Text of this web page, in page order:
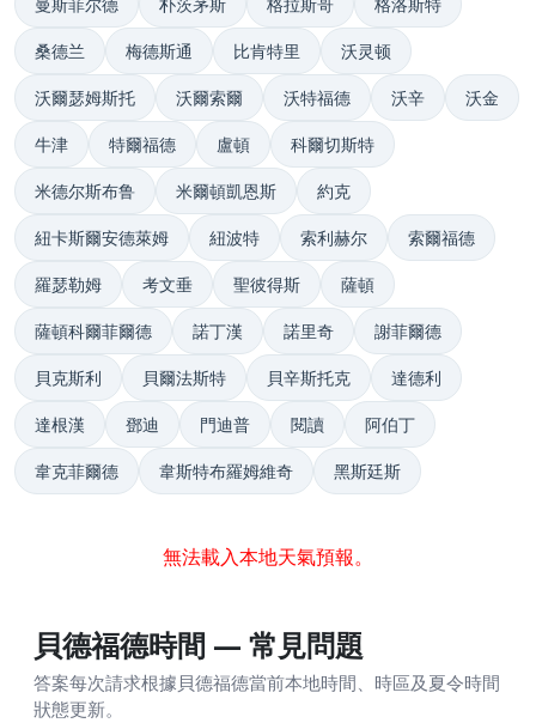
桑德兰 梅德斯通 比肯特里 沃灵顿
沃爾瑟姆斯托 沃爾索爾 沃特福德 沃辛 沃金
牛津 特爾福德 盧頓 科爾切斯特
米德尔斯布鲁 米爾頓凱恩斯 約克
紐卡斯爾安德萊姆 紐波特 索利赫尔 索爾福德
羅瑟勒姆 考文垂 聖彼得斯 薩頓
薩頓科爾菲爾德 諾丁漢 諾里奇 謝菲爾德
貝克斯利 貝爾法斯特 貝辛斯托克 達德利
達根漢 鄧迪 門迪普 閱讀 阿伯丁
韋克菲爾德 韋斯特布羅姆維奇 黑斯廷斯
無法載入本地天氣預報。
貝德福德時間 — 常見問題
答案每次請求根據貝德福德當前本地時間、時區及夏令時間
狀態更新。